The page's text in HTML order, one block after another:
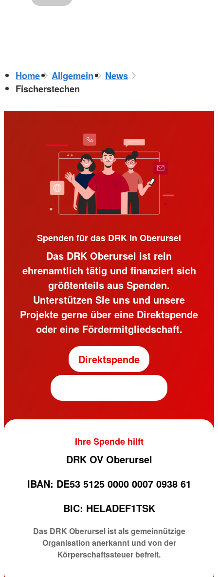
Home Allgemein
News
Fischerstechen
Spenden für das DRK in Oberursel
Das DRK Oberursel ist rein
ehrenamtlich tätig und finanziert sich
größtenteils aus Spenden.
Unterstützen Sie uns und unsere
Projekte gerne über eine Direktspende
oder eine Fördermitgliedschaft.
Direktspende
Ihre Spende hilft
DRK OV Oberursel
IBAN: DE53 5125 0000 0007 0938 61
BIC: HELADEF1TSK
Das DRK Oberursel ist als gemeinnützige
Organisation anerkannt und von der
Körperschaftssteuer befreit.